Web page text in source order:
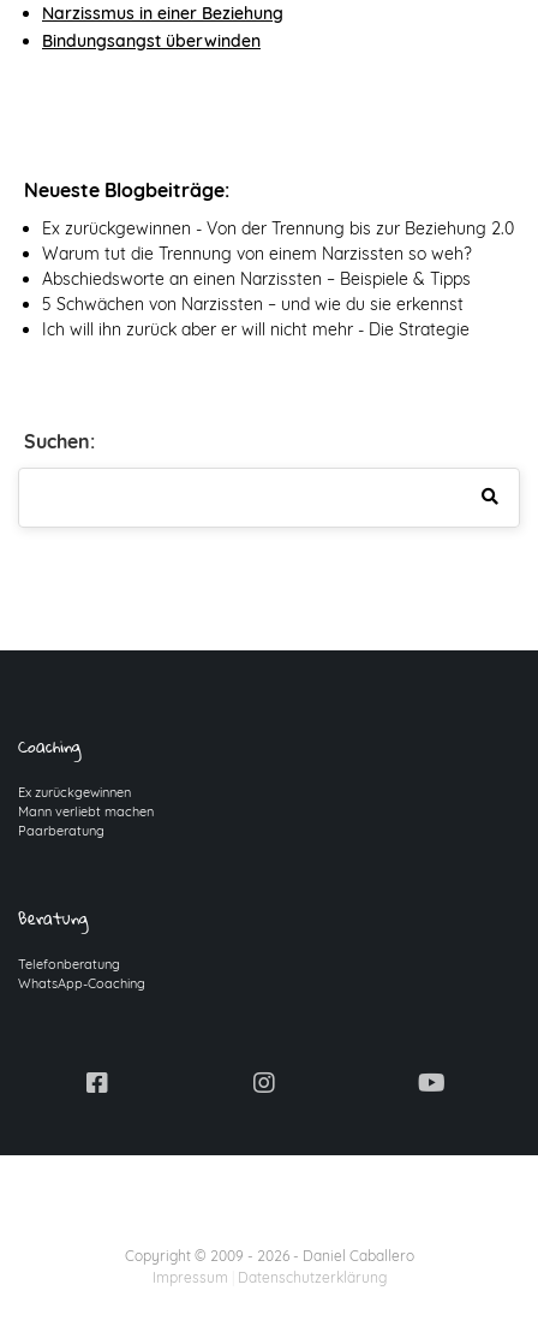
Narzissmus in einer Beziehung
Bindungsangst überwinden
Neueste Blogbeiträge:
Ex zurückgewinnen - Von der Trennung bis zur Beziehung 2.0
Warum tut die Trennung von einem Narzissten so weh?
Abschiedsworte an einen Narzissten – Beispiele & Tipps
5 Schwächen von Narzissten – und wie du sie erkennst
Ich will ihn zurück aber er will nicht mehr - Die Strategie
Suchen:
Coaching
Ex zurückgewinnen
Mann verliebt machen
Paarberatung
Beratung
Telefonberatung
WhatsApp-Coaching
Copyright © 2009 - 2026- Daniel Caballero
Impressum
Datenschutzerklärung